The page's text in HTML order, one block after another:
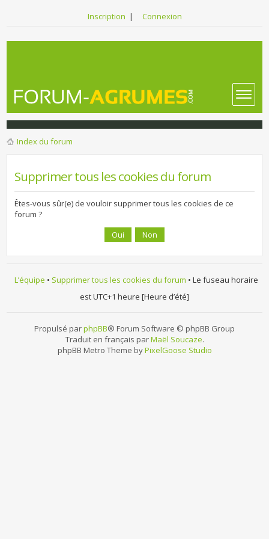
Inscription | Connexion
Index du forum
Supprimer tous les cookies du forum
Êtes-vous sûr(e) de vouloir supprimer tous les cookies de ce
forum ?
L’équipe • Supprimer tous les cookies du forum • Le fuseau horaire
est UTC+1 heure [Heure d’été]
Propulsé parphpBB® Forum Software © phpBB Group
Traduit en français parMaël Soucaze.
phpBB Metro Theme byPixelGoose Studio